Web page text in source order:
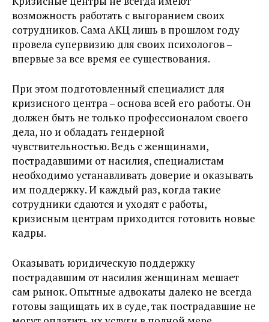
возможность работать с выгоранием своих
сотрудников. Сама АКЦ лишь в прошлом году
провела супервизию для своих психологов –
впервые за все время ее существования.
При этом подготовленный специалист для
кризисного центра – основа всей его работы. Он
должен быть не только профессионалом своего
дела, но и обладать гендерной
чувствительностью. Ведь с женщинами,
пострадавшими от насилия, специалистам
необходимо устанавливать доверие и оказывать
им поддержку. И каждый раз, когда такие
сотрудники сдаются и уходят с работы,
кризисным центрам приходится готовить новые
кадры.
Оказывать юридическую поддержку
пострадавшим от насилия женщинам мешает
сам рынок. Опытные адвокаты далеко не всегда
готовы защищать их в суде, так пострадавшие не